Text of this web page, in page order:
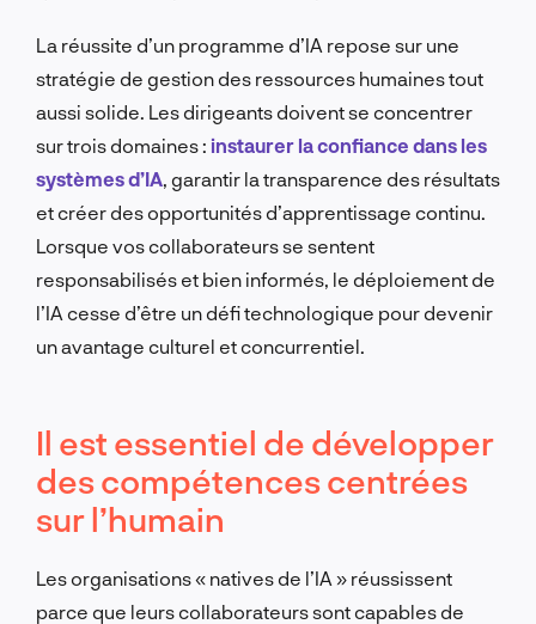
La réussite d’un programme d’IA repose sur une
stratégie de gestion des ressources humaines tout
aussi solide. Les dirigeants doivent se concentrer
sur trois domaines : instaurer la confiance dans les
systèmes d’IA , garantir la transparence des résultats
et créer des opportunités d’apprentissage continu.
Lorsque vos collaborateurs se sentent
responsabilisés et bien informés, le déploiement de
l’IA cesse d’être un défi technologique pour devenir
un avantage culturel et concurrentiel.
Il est essentiel de développer
des compétences centrées
sur l’humain
Les organisations « natives de l’IA » réussissent
parce que leurs collaborateurs sont capables de